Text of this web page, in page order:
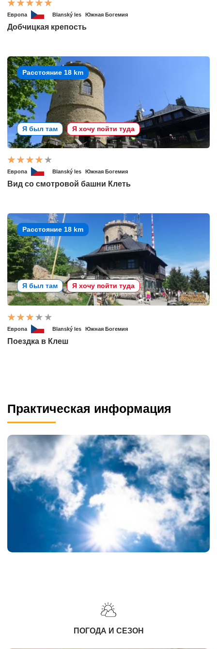
Европа Blanský les Южная Богемия
Добчицкая крепость
Расстояние 18 km
Я был там Я хочу пойти туда
Европа Blanský les Южная Богемия
Вид со смотровой башни Клеть
Расстояние 18 km
Я был там Я хочу пойти туда
Европа Blanský les Южная Богемия
Поездка в Клеш
Практическая информация
ПОГОДА И СЕЗОН